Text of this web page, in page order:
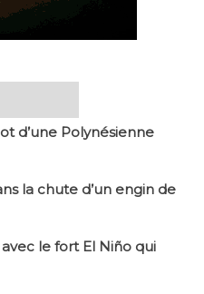
d’une Polynésienne
la chute d’un engin de
le fort El Niño qui